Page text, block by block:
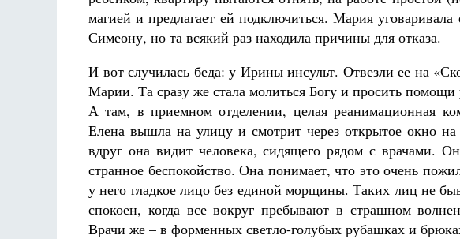
магией и предлагает ей подключиться. Мария
Симеону, но та всякий раз находила причины для отказа.
И вот случилась беда: у Ирины инсульт. Отвезли ее на
Марии. Та сразу же стала молиться Богу и просить
А там, в приемном отделении, целая реанимационная
Елена вышла на улицу и смотрит через открытое окно
вдруг она видит человека, сидящего рядом с врачами.
странное беспокойство. Она понимает, что это очень
у него гладкое лицо без единой морщины. Таких лиц не
спокоен, когда все вокруг пребывают в страшном
Врачи же – в форменных светло-голубых рубашках и